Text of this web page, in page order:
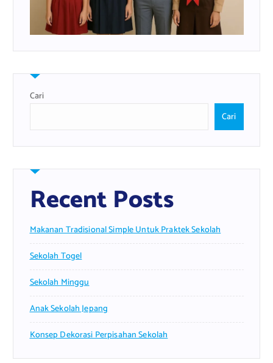
Cari
Cari
Recent Posts
Makanan Tradisional Simple Untuk Praktek Sekolah
Sekolah Togel
Sekolah Minggu
Anak Sekolah Jepang
Konsep Dekorasi Perpisahan Sekolah